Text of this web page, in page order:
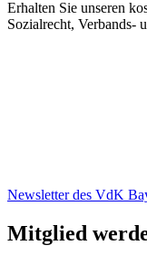
Erhalten Sie unseren
Sozialrecht, Verbands-
Newsletter des VdK
Mitglied